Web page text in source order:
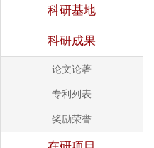
科研基地
科研成果
论文论著
专利列表
奖励荣誉